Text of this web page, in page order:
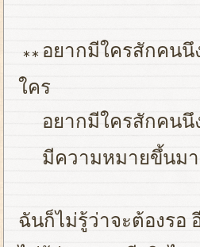
∗∗ อยากมีใครสักคน
ใคร
อยากมีใครสักคนนึ
มีความหมายขึ้นมา
ฉันก็ไม่รู้ว่าจะต้องรอ